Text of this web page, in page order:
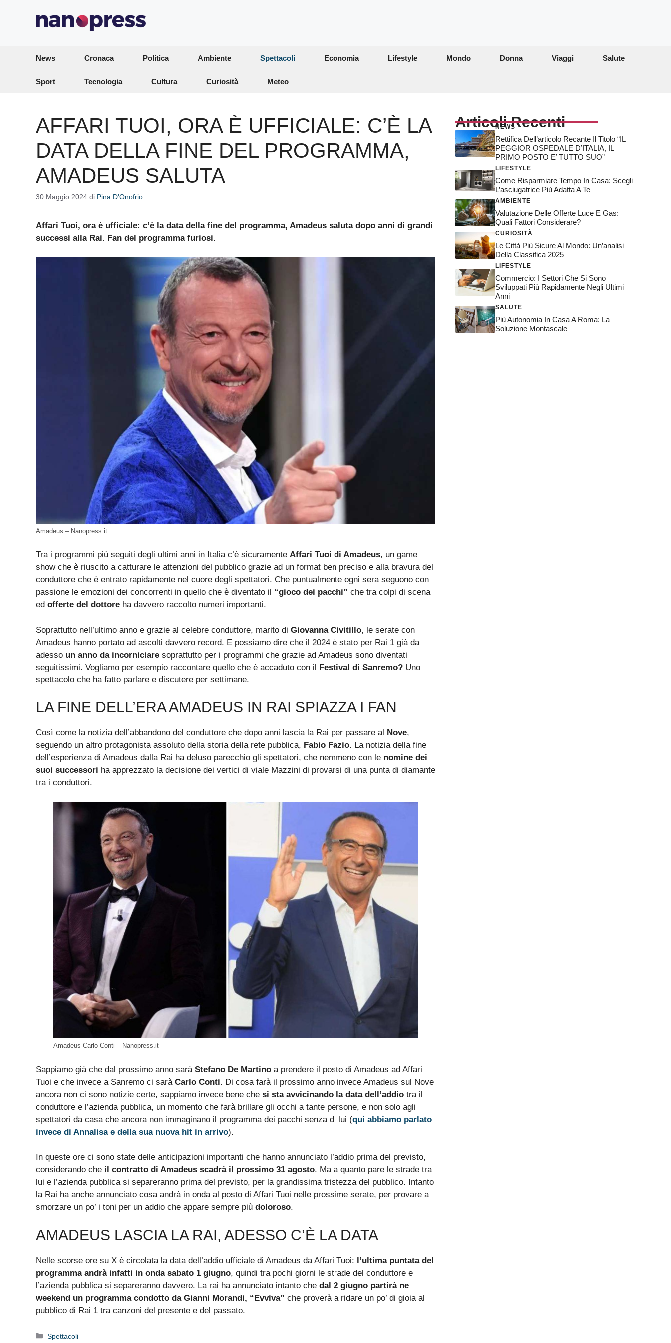
News Cronaca Politica Ambiente Spettacoli Economia Lifestyle Mondo Donna Viaggi Salute
Sport Tecnologia Cultura Curiosità Meteo
AFFARI TUOI, ORA È UFFICIALE: C’È LA
DATA DELLA FINE DEL PROGRAMMA,
AMADEUS SALUTA
30 Maggio 2024 di Pina D'Onofrio
Affari Tuoi, ora è ufficiale: c’è la data della fine del programma, Amadeus saluta dopo anni di grandi
successi alla Rai. Fan del programma furiosi.
Amadeus – Nanopress.it
Tra i programmi più seguiti degli ultimi anni in Italia c’è sicuramente Affari Tuoi di Amadeus, un game
show che è riuscito a catturare le attenzioni del pubblico grazie ad un format ben preciso e alla bravura del
conduttore che è entrato rapidamente nel cuore degli spettatori. Che puntualmente ogni sera seguono con
passione le emozioni dei concorrenti in quello che è diventato il “gioco dei pacchi” che tra colpi di scena
ed offerte del dottore ha davvero raccolto numeri importanti.
Soprattutto nell’ultimo anno e grazie al celebre conduttore, marito di Giovanna Civitillo, le serate con
Amadeus hanno portato ad ascolti davvero record. E possiamo dire che il 2024 è stato per Rai 1 già da
adesso un anno da incorniciare soprattutto per i programmi che grazie ad Amadeus sono diventati
seguitissimi. Vogliamo per esempio raccontare quello che è accaduto con il Festival di Sanremo? Uno
spettacolo che ha fatto parlare e discutere per settimane.
LA FINE DELL’ERA AMADEUS IN RAI SPIAZZA I FAN
Così come la notizia dell’abbandono del conduttore che dopo anni lascia la Rai per passare al Nove,
seguendo un altro protagonista assoluto della storia della rete pubblica, Fabio Fazio. La notizia della fine
dell’esperienza di Amadeus dalla Rai ha deluso parecchio gli spettatori, che nemmeno con le nomine dei
suoi successori ha apprezzato la decisione dei vertici di viale Mazzini di provarsi di una punta di diamante
tra i conduttori.
Amadeus Carlo Conti – Nanopress.it
Sappiamo già che dal prossimo anno sarà Stefano De Martino a prendere il posto di Amadeus ad Affari
Tuoi e che invece a Sanremo ci sarà Carlo Conti. Di cosa farà il prossimo anno invece Amadeus sul Nove
ancora non ci sono notizie certe, sappiamo invece bene che si sta avvicinando la data dell’addio tra il
conduttore e l’azienda pubblica, un momento che farà brillare gli occhi a tante persone, e non solo agli
spettatori da casa che ancora non immaginano il programma dei pacchi senza di lui (qui abbiamo parlato
invece di Annalisa e della sua nuova hit in arrivo).
In queste ore ci sono state delle anticipazioni importanti che hanno annunciato l’addio prima del previsto,
considerando che il contratto di Amadeus scadrà il prossimo 31 agosto. Ma a quanto pare le strade tra
lui e l’azienda pubblica si separeranno prima del previsto, per la grandissima tristezza del pubblico. Intanto
la Rai ha anche annunciato cosa andrà in onda al posto di Affari Tuoi nelle prossime serate, per provare a
smorzare un po’ i toni per un addio che appare sempre più doloroso.
AMADEUS LASCIA LA RAI, ADESSO C’È LA DATA
Nelle scorse ore su X è circolata la data dell’addio ufficiale di Amadeus da Affari Tuoi: l’ultima puntata del
programma andrà infatti in onda sabato 1 giugno, quindi tra pochi giorni le strade del conduttore e
l’azienda pubblica si separeranno davvero. La rai ha annunciato intanto che dal 2 giugno partirà ne
weekend un programma condotto da Gianni Morandi, “Evviva” che proverà a ridare un po’ di gioia al
pubblico di Rai 1 tra canzoni del presente e del passato.
Categorie
Spettacoli
Articoli Recenti
NEWS
Rettifica Dell’articolo Recante Il Titolo “IL
PEGGIOR OSPEDALE D’ITALIA, IL
PRIMO POSTO E’ TUTTO SUO”
LIFESTYLE
Come Risparmiare Tempo In Casa: Scegli
L’asciugatrice Più Adatta A Te
AMBIENTE
Valutazione Delle Offerte Luce E Gas:
Quali Fattori Considerare?
CURIOSITÀ
Le Città Più Sicure Al Mondo: Un’analisi
Della Classifica 2025
LIFESTYLE
Commercio: I Settori Che Si Sono
Sviluppati Più Rapidamente Negli Ultimi
Anni
SALUTE
Più Autonomia In Casa A Roma: La
Soluzione Montascale